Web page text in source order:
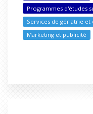
Programmes d'études
Services de gériatrie et
Marketing et publicité